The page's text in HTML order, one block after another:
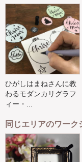
ひがしはまねさんに教
わるモダンカリグラフ
ィー・...
同じエリアのワーク